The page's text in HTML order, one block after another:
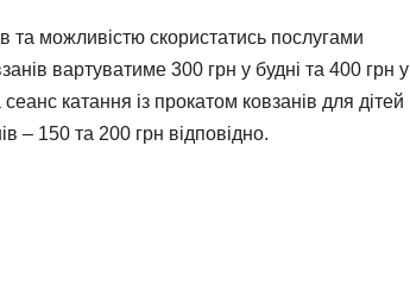
та можливістю скористатись послугами
вартуватиме 300 грн у будні та 400 грн у
катання із прокатом ковзанів для дітей
– 150 та 200 грн відповідно.